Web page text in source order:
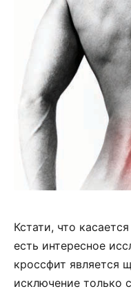
Кстати, что
есть интересное
кроссфит является
исключение только